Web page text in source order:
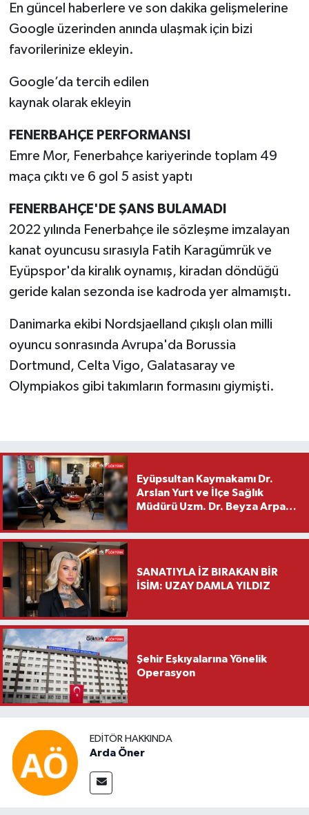
En güncel haberlere ve son dakika gelişmelerine
Google üzerinden anında ulaşmak için bizi
favorilerinize ekleyin.
Google’da tercih edilen
kaynak olarak ekleyin
FENERBAHÇE PERFORMANSI
Emre Mor, Fenerbahçe kariyerinde toplam 49
maça çıktı ve 6 gol 5 asist yaptı
FENERBAHÇE'DE ŞANS BULAMADI
2022 yılında Fenerbahçe ile sözleşme imzalayan
kanat oyuncusu sırasıyla Fatih Karagümrük ve
Eyüpspor'da kiralık oynamış, kiradan döndüğü
geride kalan sezonda ise kadroda yer almamıştı.
Danimarka ekibi Nordsjaelland çıkışlı olan milli
oyuncu sonrasında Avrupa'da Borussia
Dortmund, Celta Vigo, Galatasaray ve
Olympiakos gibi takımların formasını giymişti.
Eyüpsultan Kaymakamı Dr.
Arslan Yurt ve İlçe Sağlık
Müdürü Uzm. Dr. Beyza Arpacı
Ziyareti
SANATIYLA İZ BIRAKAN BİR
İSİM: UZAY DAMLA YILDIZ
Şehir Eşkıyalarına Yönelik
Operasyon
EDITÖR HAKKINDA
Arda Öner